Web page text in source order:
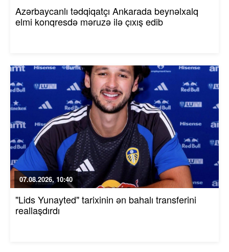
Azərbaycanlı tədqiqatçı Ankarada beynəlxalq
elmi konqresdə məruzə ilə çıxış edib
07.08.2026, 10:40
"Lids Yunayted" tarixinin ən bahalı transferini
reallaşdırdı